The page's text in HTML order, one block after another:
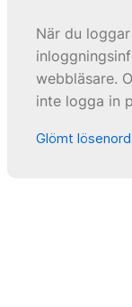
När du
webbläsare.
inte logga in
Glömt lösenord